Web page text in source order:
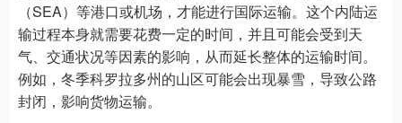
（SEA）等港口或机场，才能进行国际运输。这个内陆运
输过程本身就需要花费一定的时间，并且可能会受到天
气、交通状况等因素的影响，从而延长整体的运输时间。
例如，冬季科罗拉多州的山区可能会出现暴雪，导致公路
封闭，影响货物运输。